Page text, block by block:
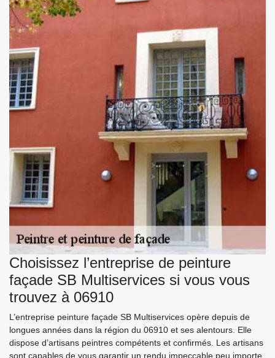
Choisissez l’entreprise de peinture
façade SB Multiservices si vous vous
trouvez à 06910
L’entreprise peinture façade SB Multiservices opère depuis de
longues années dans la région du 06910 et ses alentours. Elle
dispose d’artisans peintres compétents et confirmés. Les artisans
sont capables de vous garantir un rendu impeccable peu importe